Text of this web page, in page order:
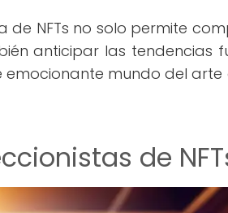
NFTs no solo permite
anticipar las tendencias
mundo del arte
de